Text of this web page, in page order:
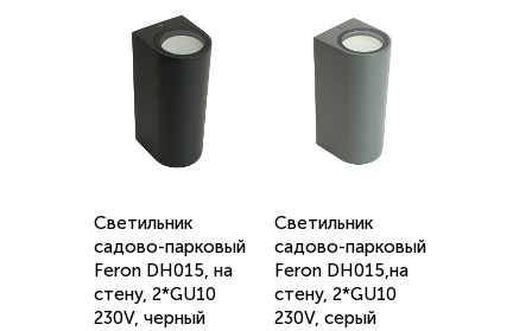
Светильник
садово-парковый
Feron DH015, на
стену, 2*GU10
230V, черный
Светильник
садово-парковый
Feron DH015,на
стену, 2*GU10
230V, серый